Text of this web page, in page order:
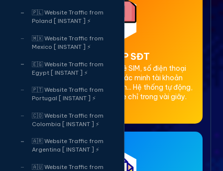
🇵🇱 Website Traffic from
Poland [ INSTANT ] ⚡
🇲🇽 Website Traffic from
Mexico [ INSTANT ] ⚡
🇪🇬 Website Traffic from
Egypt [ INSTANT ] ⚡
🇵🇹 Website Traffic from
Portugal [ INSTANT ] ⚡
🇨🇴 Website Traffic from
Colombia [ INSTANT ] ⚡
🇦🇷 Website Traffic from
Argentina [ INSTANT ] ⚡
🇦🇺 Website Traffic from
2. Thuê OTP SĐT
Cung cấp dịch vụ cho thuê SIM, số điện thoại
(SĐT) để nhận mã OTP xác minh tài khoản
Facebook, Google, Telegram... Hệ thống tự động,
bảo mật, giá rẻ, nhận code chỉ trong vài giây.